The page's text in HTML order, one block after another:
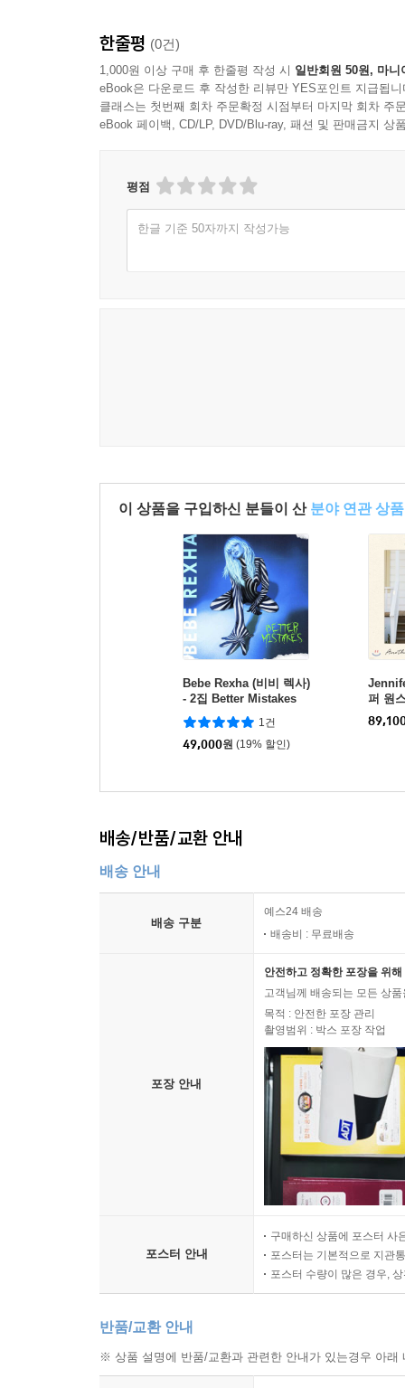
한줄평 (0건)
1,000원 이상 구매 후 한줄평 작성 시 일반회원 50원, 마니
eBook은 다운로드 후 작성한 리뷰만 YES포인트 지급됩니
클래스는 첫번째 회차 주문확정 시점부터 마지막 회차 주
eBook 페이백, CD/LP, DVD/Blu-ray, 패션 및 판매금지 상
평점
한글 기준 50자까지 작성가능
이 상품을 구입하신 분들이 산 분야 연관 상품
Bebe Rexha (비비 렉사)
- 2집 Better Mistakes
[화이트 & 블랙 소용돌이
컬러 LP]
1건
49,000원 (19% 할인)
퍼 원
e,
배송/반품/교환 안내
배송 안내
배송 구분
예스24 배송
배송비 : 무료배송
포장 안내
안전하고 정확한 포장을 위
고객님께 배송되는 모든 상
목적 : 안전한 포장 관리
촬영범위 : 박스 포장 작업
포스터 안내
구매하신 상품에 포스터 사
포스터는 기본적으로 지관
포스터 수량이 많은 경우,
반품/교환 안내
※ 상품 설명에 반품/교환과 관련한 안내가 있는경우 아